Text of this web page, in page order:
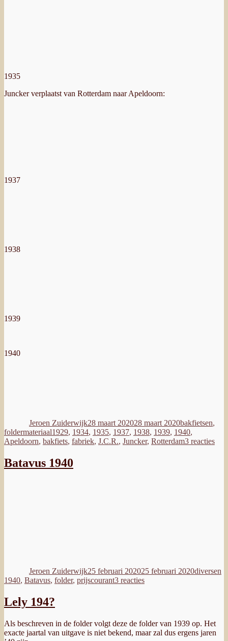
1935
Juncker verplaatst van Rotterdam naar Apeldoorn:
1937
1938
1939
1940
Jeroen Zuiderwijk28 maart 202028 maart 2020bakfietsen,
foldermateriaalTags
1929, 1934, 1935, 1937, 1938, 1939, 1940,
Apeldoorn, bakfiets, fabriek, J.C.R., Juncker, Rotterdam3 reactiesop
Batavus 1940
Jeroen Zuiderwijk25 februari 202025 februari 2020diversen
1940, Batavus, folder, prijscourant3 reactiesop
Lely 194?
Als beschreven in de folder volgt deze de folder van 1939 op. Het
exacte jaartal van uitgave is niet bekend, maar zal dus ergens jaren